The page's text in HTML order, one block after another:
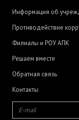
Информация об
Противодействие
Филиалы и РОУ АПК
Решаем вместе
Обратная связь
Контакты